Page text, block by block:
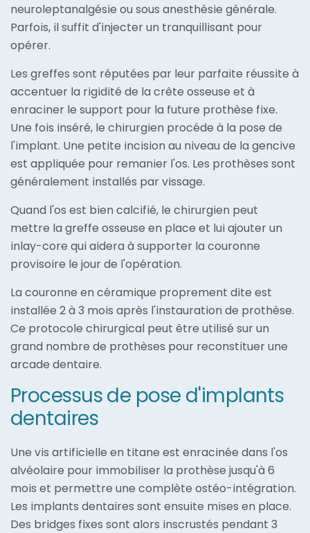
neuroleptanalgésie ou sous anesthésie générale.
Parfois, il suffit d'injecter un tranquillisant pour
opérer.
Les greffes sont réputées par leur parfaite réussite à
accentuer la rigidité de la crête osseuse et à
enraciner le support pour la future prothèse fixe.
Une fois inséré, le chirurgien procéde à la pose de
l'implant. Une petite incision au niveau de la gencive
est appliquée pour remanier l'os. Les prothèses sont
généralement installés par vissage.
Quand l'os est bien calcifié, le chirurgien peut
mettre la greffe osseuse en place et lui ajouter un
inlay-core qui aidera à supporter la couronne
provisoire le jour de l'opération.
La couronne en céramique proprement dite est
installée 2 à 3 mois après l'instauration de prothèse.
Ce protocole chirurgical peut être utilisé sur un
grand nombre de prothèses pour reconstituer une
arcade dentaire.
Processus de pose d'implants
dentaires
Une vis artificielle en titane est enracinée dans l'os
alvéolaire pour immobiliser la prothèse jusqu'à 6
mois et permettre une complète ostéo-intégration.
Les implants dentaires sont ensuite mises en place.
Des bridges fixes sont alors inscrustés pendant 3